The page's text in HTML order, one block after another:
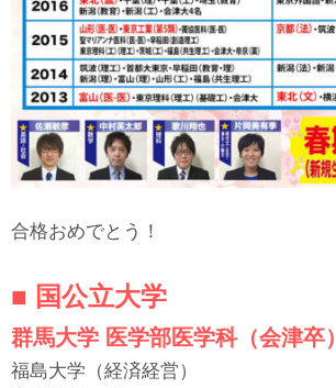
合格おめでとう！
■ 国公立大学
群馬大学 医学部医学科（会津卒）
福島大学（経済経営）